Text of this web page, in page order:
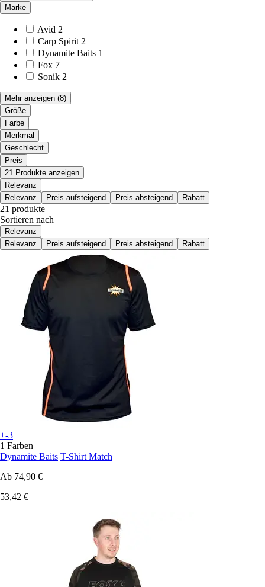
Marke
Avid 2
Carp Spirit 2
Dynamite Baits 1
Fox 7
Sonik 2
Mehr anzeigen (8)
Größe
Farbe
Merkmal
Geschlecht
Preis
21 Produkte anzeigen
Relevanz
Relevanz
Preis aufsteigend Preis absteigend Rabatt
21 produkte
Sortieren nach
Relevanz
Relevanz
Preis aufsteigend Preis absteigend Rabatt
+-3
1 Farben
Dynamite Baits T-Shirt Match
Ab 74,90 €
53,42 €